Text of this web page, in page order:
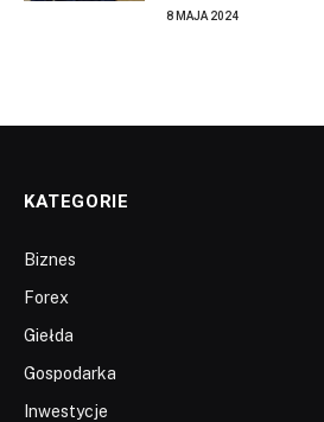
8 MAJA 2024
KATEGORIE
Biznes
Forex
Giełda
Gospodarka
Inwestycje